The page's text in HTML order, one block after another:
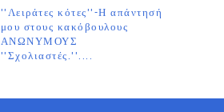
''Λειράτες κότες''-Η απάντησή
μου στους κακόβουλους
ΑΝΩΝΥΜΟΥΣ
''Σχολιαστές.''....